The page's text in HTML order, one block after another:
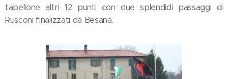
tabellone altri 12 punti con due splendidi passaggi di
Rusconi finalizzati da Besana.